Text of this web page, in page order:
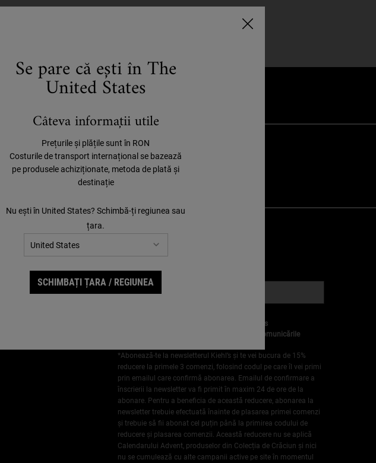
CADOURI PENTRU
TOȚI
CONECTEAZĂ-TE PRIN EMAIL
Abonare la Newsletter
Da, doresc sa ma abonez la newsletterul Kiehls
Trebuie să ai cel puțin 18 ani pentru a primi comunicările
*Abonează-te la newsletterul Kiehl’s și te vei bucura de 15%
reducere la primele 3 comenzi, folosind codul pe care îl vei primi
prin emailul care confirmă abonarea. Emailul de confirmare a
înscrierii la newsletter va fi primit în maxim 24 de ore de la
abonare. Pentru a beneficia de această reducere, abonarea la
newsletter trebuie efectuată înainte de plasarea primei comenzi
și trebuie să fii abonat cel puțin până la primirea codului de
reducere și plasarea comenzii. Această reducere nu se aplică
Calendarului Advent, produselor din Colecția de Crăciun și nici
nu se cumulează cu alte campanii active pe site în momentul
Se pare că ești în The
United States
Câteva informații utile
Prețurile și plățile sunt în RON
Costurile de transport internațional se bazează
pe produsele achiziționate, metoda de plată și
destinație
Nu ești în United States? Schimbă-ți regiunea sau
țara.
SCHIMBAȚI ȚARA / REGIUNEA